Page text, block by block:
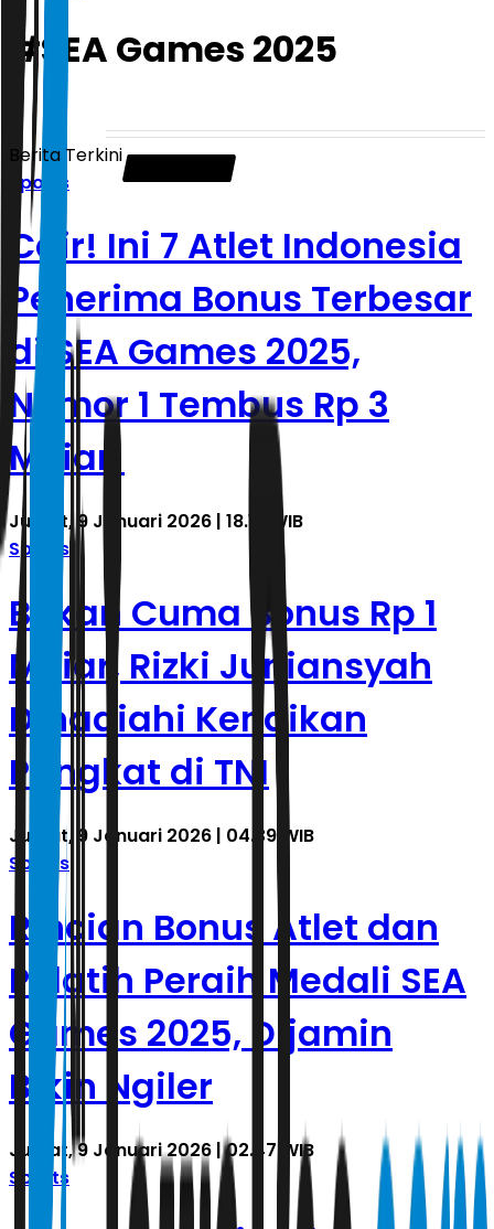
#SEA Games 2025
Berita Terkini
Sports
Cair! Ini 7 Atlet Indonesia
Penerima Bonus Terbesar
di SEA Games 2025,
Nomor 1 Tembus Rp 3
Miliar!
Jumat, 9 Januari 2026 | 18.13 WIB
Sports
Bukan Cuma Bonus Rp 1
Miliar, Rizki Juniansyah
Dihadiahi Kenaikan
Pangkat di TNI
Jumat, 9 Januari 2026 | 04.39 WIB
Sports
Rincian Bonus Atlet dan
Pelatih Peraih Medali SEA
Games 2025, Dijamin
Bikin Ngiler
Jumat, 9 Januari 2026 | 02.47 WIB
Sports